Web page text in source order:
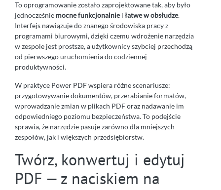
To oprogramowanie zostało zaprojektowane tak, aby było
jednocześnie mocne funkcjonalniei łatwe w obsłudze.
Interfejs nawiązuje do znanego środowiska pracy z
programami biurowymi, dzięki czemu wdrożenie narzędzia
w zespole jest prostsze, a użytkownicy szybciej przechodzą
od pierwszego uruchomienia do codziennej
produktywności.
W praktyce Power PDF wspiera różne scenariusze:
przygotowywanie dokumentów, przerabianie formatów,
wprowadzanie zmian w plikach PDF oraz nadawanie im
odpowiedniego poziomu bezpieczeństwa. To podejście
sprawia, że narzędzie pasuje zarówno dla mniejszych
zespołów, jak i większych przedsiębiorstw.
Twórz, konwertuj i edytuj
PDF — z naciskiem na